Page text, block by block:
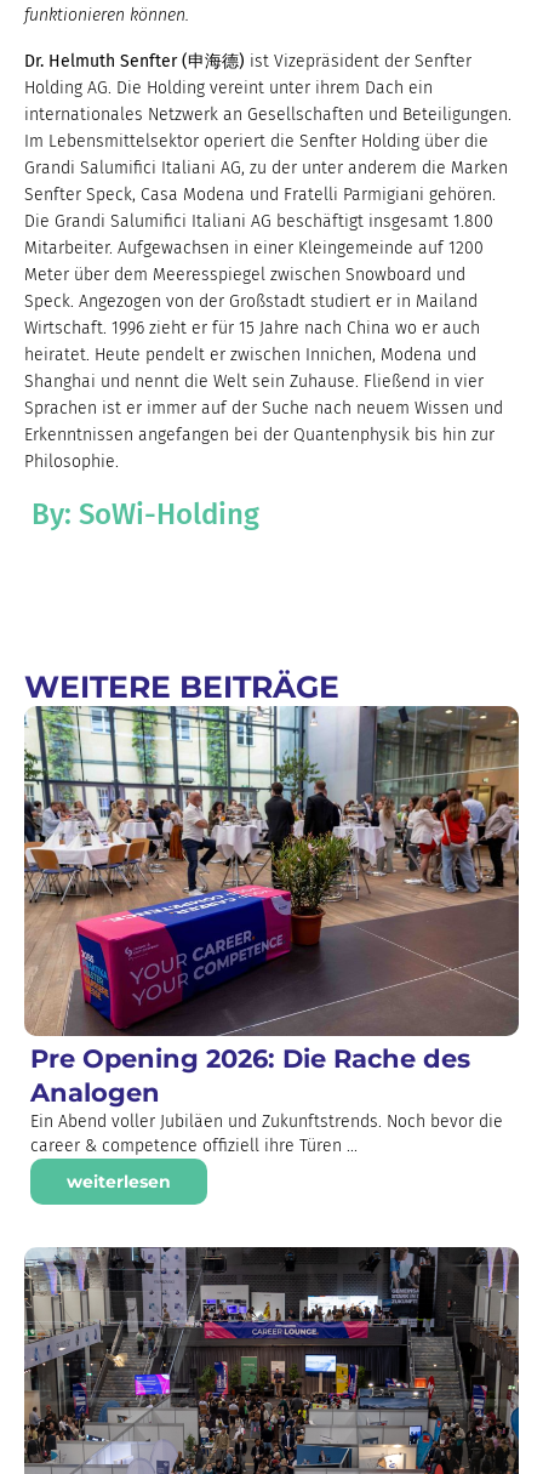
funktionieren können.
Dr. Helmuth Senfter (申海德) ist Vizepräsident der Senfter
Holding AG. Die Holding vereint unter ihrem Dach ein
internationales Netzwerk an Gesellschaften und Beteiligungen.
Im Lebensmittelsektor operiert die Senfter Holding über die
Grandi Salumifici Italiani AG, zu der unter anderem die Marken
Senfter Speck, Casa Modena und Fratelli Parmigiani gehören.
Die Grandi Salumifici Italiani AG beschäftigt insgesamt 1.800
Mitarbeiter. Aufgewachsen in einer Kleingemeinde auf 1200
Meter über dem Meeresspiegel zwischen Snowboard und
Speck. Angezogen von der Großstadt studiert er in Mailand
Wirtschaft. 1996 zieht er für 15 Jahre nach China wo er auch
heiratet. Heute pendelt er zwischen Innichen, Modena und
Shanghai und nennt die Welt sein Zuhause. Fließend in vier
Sprachen ist er immer auf der Suche nach neuem Wissen und
Erkenntnissen angefangen bei der Quantenphysik bis hin zur
Philosophie.
By: SoWi-Holding
WEITERE BEITRÄGE
Pre Opening 2026: Die Rache des
Analogen
Ein Abend voller Jubiläen und Zukunftstrends. Noch bevor die
career & competence offiziell ihre Türen ...
weiterlesen